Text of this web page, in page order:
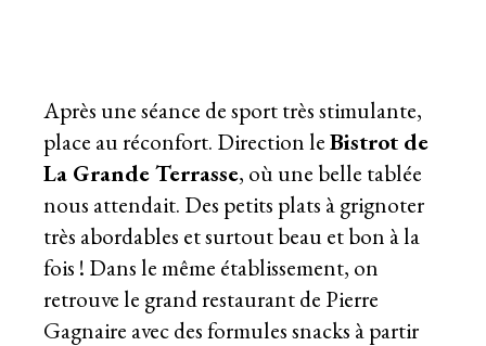
Après une séance de sport très stimulante,
place au réconfort. Direction leBistrot de
La Grande Terrasse, où une belle tablée
nous attendait. Des petits plats à grignoter
très abordables et surtout beau et bon à la
fois ! Dans le même établissement, on
retrouve le grand restaurant de Pierre
Gagnaire avec des formules snacks à partir